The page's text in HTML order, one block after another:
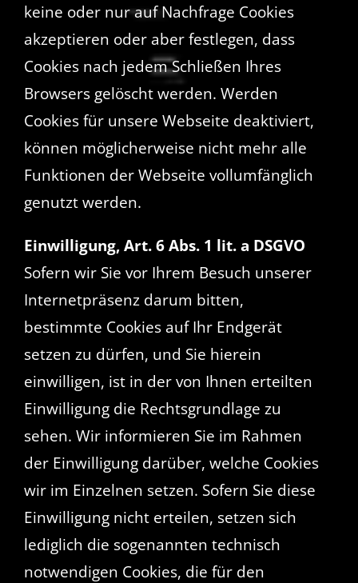
keine oder nur auf Nachfrage Cookies
akzeptieren oder aber festlegen, dass
Cookies nach jedem Schließen Ihres
Browsers gelöscht werden. Werden
Cookies für unsere Webseite deaktiviert,
können möglicherweise nicht mehr alle
Funktionen der Webseite vollumfänglich
genutzt werden.
Einwilligung, Art. 6 Abs. 1 lit. a DSGVO
Sofern wir Sie vor Ihrem Besuch unserer
Internetpräsenz darum bitten,
bestimmte Cookies auf Ihr Endgerät
setzen zu dürfen, und Sie hierein
einwilligen, ist in der von Ihnen erteilten
Einwilligung die Rechtsgrundlage zu
sehen. Wir informieren Sie im Rahmen
der Einwilligung darüber, welche Cookies
wir im Einzelnen setzen. Sofern Sie diese
Einwilligung nicht erteilen, setzen sich
lediglich die sogenannten technisch
notwendigen Cookies, die für den